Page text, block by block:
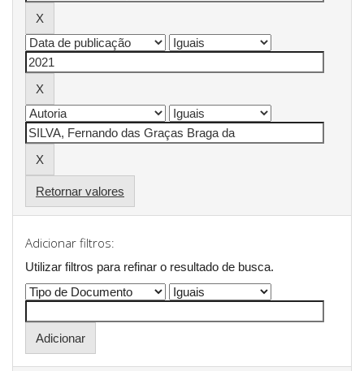
Retornar valores
Adicionar filtros:
Utilizar filtros para refinar o resultado de busca.